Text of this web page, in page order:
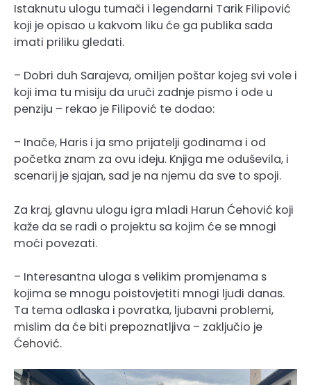
Istaknutu ulogu tumači i legendarni Tarik Filipović
koji je opisao u kakvom liku će ga publika sada
imati priliku gledati.
– Dobri duh Sarajeva, omiljen poštar kojeg svi vole i
koji ima tu misiju da uruči zadnje pismo i ode u
penziju – rekao je Filipović te dodao:
– Inače, Haris i ja smo prijatelji godinama i od
početka znam za ovu ideju. Knjiga me oduševila, i
scenarij je sjajan, sad je na njemu da sve to spoji.
Za kraj, glavnu ulogu igra mladi Harun Ćehović koji
kaže da se radi o projektu sa kojim će se mnogi
moći povezati.
– Interesantna uloga s velikim promjenama s
kojima se mnogu poistovjetiti mnogi ljudi danas.
Ta tema odlaska i povratka, ljubavni problemi,
mislim da će biti prepoznatljiva – zaključio je
Ćehović.